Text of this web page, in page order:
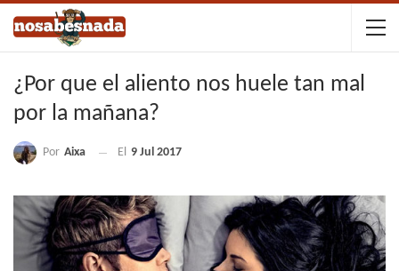
¿Por que el aliento nos huele tan mal
por la mañana?
Por Aixa El 9 Jul 2017